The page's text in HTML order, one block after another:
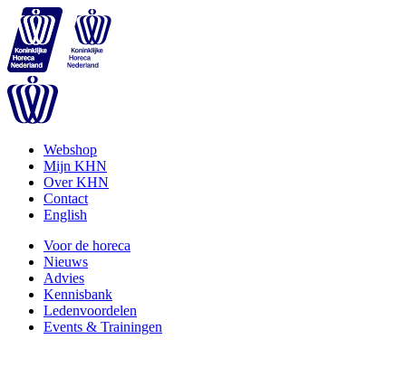
Webshop
Mijn KHN
Over KHN
Contact
English
Voor de horeca
Nieuws
Advies
Kennisbank
Ledenvoordelen
Events & Trainingen